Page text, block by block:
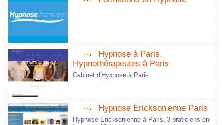
Hypnose à Paris.
Hypnothérapeutes à Paris
Cabinet d'Hypnose à Paris
Hypnose Ericksonienne Paris
Hypnose Ericksonienne à Paris, 3 praticiens en